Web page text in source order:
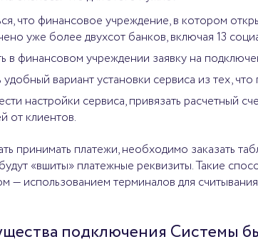
что финансовое учреждение, в котором
уже более двухсот банков, включая 13
в финансовом учреждении заявку на
удобный вариант установки сервиса из тех,
настройки сервиса, привязать расчетный
от клиентов.
принимать платежи, необходимо заказать
«вшиты» платежные реквизиты. Такие
— использованием терминалов для
подключения Системы